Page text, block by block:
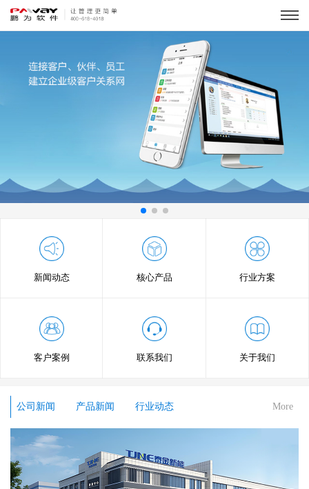
新闻动态 核心产品 行业方案
客户案例 联系我们 关于我们
公司新闻 产品新闻 行业动态 More